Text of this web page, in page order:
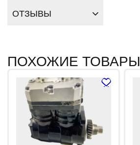
ОТЗЫВЫ
ПОХОЖИЕ ТОВАРЫ